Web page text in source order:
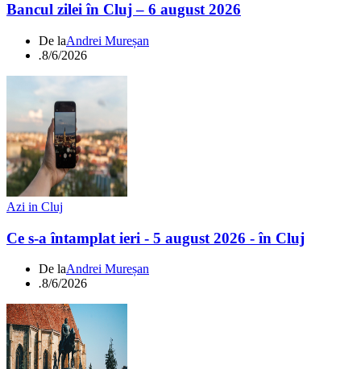
Bancul zilei în Cluj – 6 august 2026
De laAndrei Mureșan
.8/6/2026
Azi in Cluj
Ce s-a întamplat ieri - 5 august 2026 - în Cluj
De laAndrei Mureșan
.8/6/2026